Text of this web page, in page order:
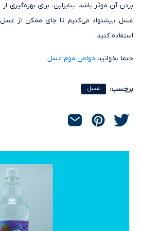
بردن آن موثر باشد. بنابراین، برای بهره‌گیری
عسل پیشنهاد می‌کنیم تا جای ممکن از
استفاده کنید.
حتما بخوانید خواص موم عسل
برچسب: عسل